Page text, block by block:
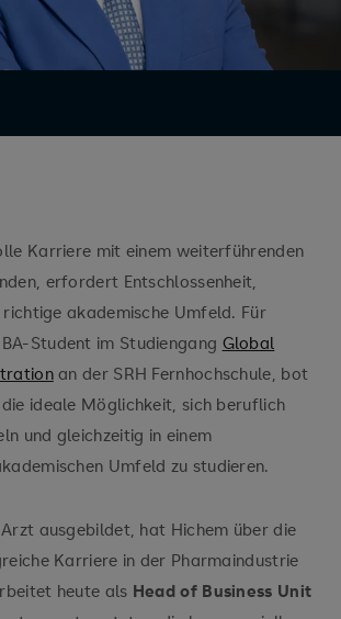
Karriere mit einem weiterführenden
erfordert Entschlossenheit,
richtige akademische Umfeld. Für
Student im Studiengang Global
an der SRH Fernhochschule, bot
ideale Möglichkeit, sich beruflich
und gleichzeitig in einem
Umfeld zu studieren.
ausgebildet, hat Hichem über die
Karriere in der Pharmaindustrie
heute als Head of Business Unit